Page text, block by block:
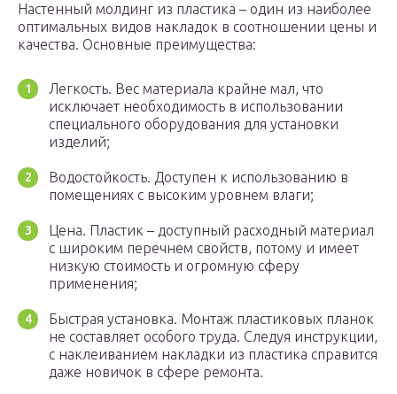
Настенный молдинг из пластика – один из наиболее
оптимальных видов накладок в соотношении цены и
качества. Основные преимущества:
Легкость. Вес материала крайне мал, что
исключает необходимость в использовании
специального оборудования для установки
изделий;
Водостойкость. Доступен к использованию в
помещениях с высоким уровнем влаги;
Цена. Пластик – доступный расходный материал
с широким перечнем свойств, потому и имеет
низкую стоимость и огромную сферу
применения;
Быстрая установка. Монтаж пластиковых планок
не составляет особого труда. Следуя инструкции,
с наклеиванием накладки из пластика справится
даже новичок в сфере ремонта.